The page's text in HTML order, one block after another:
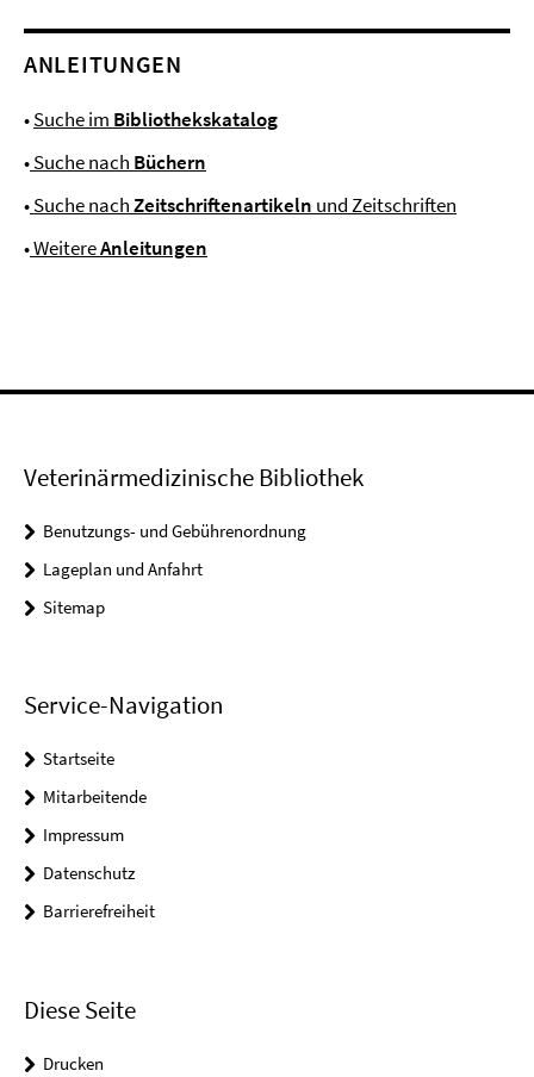
ANLEITUNGEN
•Suche im Bibliothekskatalog
•Suche nach Büchern
•Suche nachZeitschriftenartikeln und Zeitschriften
•WeitereAnleitungen
Veterinärmedizinische Bibliothek
Benutzungs- und Gebührenordnung
Lageplan und Anfahrt
Sitemap
Service-Navigation
Startseite
Mitarbeitende
Impressum
Datenschutz
Barrierefreiheit
Diese Seite
Drucken